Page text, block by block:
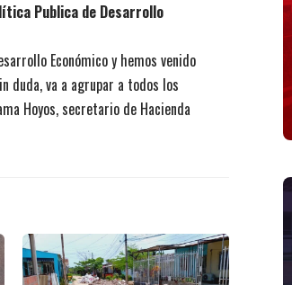
Publica de Desarrollo
Económico y hemos venido
duda, va a agrupar a todos los
Hoyos, secretario de Hacienda